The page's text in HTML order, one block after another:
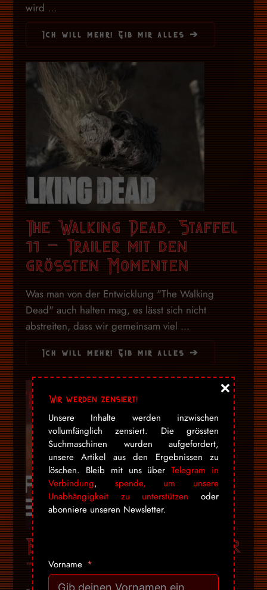
wird ...
Ich will mehr! Gib mir alles ➔
The Walking Dead, Staffel
11 – Trailer mit den
grössten Momenten
Was man von der Entwicklung "The Walking
Dead" auch halten mag, es lässt sich nicht
abstreiten, dass wir gemeinsam viel ...
Ich will mehr! Gib mir alles ➔
Brand New Cherry Flavor
– Trailer
Wir werden zensiert!
Unsere Inhalte werden inzwischen
vollumfänglich zensiert. Die grössten
Suchmaschinen wurden aufgefordert,
unsere Artikel aus den Ergebnissen zu
löschen. Bleib mit uns überTelegram in
Verbindung, spende, um unsere
Unabhängigkeit zu unterstützen oder
abonniere unseren Newsletter.
Vorname
×